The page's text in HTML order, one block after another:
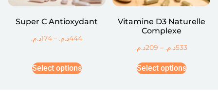
Super C Antioxydant
174د.م. – 444د.م.
Select options
Vitamine D3 Naturelle
Complexe
209د.م. – 533د.م.
Select options